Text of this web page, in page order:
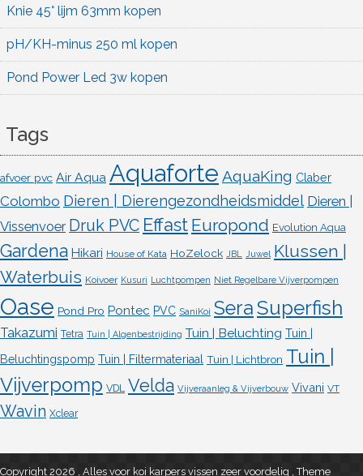
Knie 45° lijm 63mm kopen
pH/KH-minus 250 ml kopen
Pond Power Led 3w kopen
Tags
afvoer pvc Air Aqua Aquaforte AquaKing Claber
Colombo Dieren | Dierengezondheidsmiddel Dieren |
Vissenvoer Druk PVC Effast Europond Evolution Aqua
Gardena Hikari House of Kata HoZelock JBL Juwel Klussen |
Waterbuis Koivoer Kusuri Luchtpompen Niet Regelbare Vijverpompen
Oase Pond Pro Pontec PVC SaniKoi SeraSuperfish
Takazumi Tetra Tuin | Algenbestrijding Tuin | Beluchting Tuin |
Beluchtingspomp Tuin | Filtermateriaal Tuin | Lichtbron Tuin |
Vijverpomp VDL Velda Vijveraanleg & Vijverbouw Vivani VT
Wavin Xclear
Copyright 2026 , Alles voor koi karpers vissen zeer voordelig ,Theme